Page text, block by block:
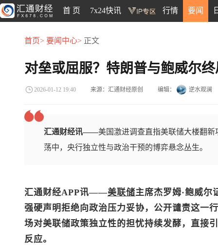
首 页 7x24快讯 行情 要闻
首页> 要闻中心> 正文
对垒或屈服？特朗普与鲍威尔
2026-01-12 19:40 来源：汇通财经原创 编辑： 逆水观澜
汇通财经讯——美国激进调查直指美联储大楼翻
荡中，央行独立性与政治干预的博弈悬念丛生。
汇通财经APP讯——美联储主席杰罗姆·鲍威尔
强硬声明拒绝向政治压力妥协，公开谴责这一
场对美联储政策独立性的担忧持续发酵，直接
反应。